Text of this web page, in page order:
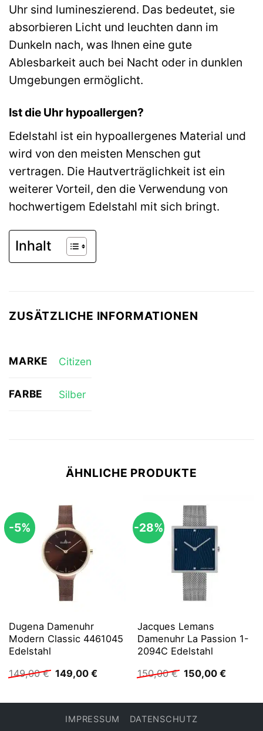
Uhr sind lumineszierend. Das bedeutet, sie
absorbieren Licht und leuchten dann im
Dunkeln nach, was Ihnen eine gute
Ablesbarkeit auch bei Nacht oder in dunklen
Umgebungen ermöglicht.
Ist die Uhr hypoallergen?
Edelstahl ist ein hypoallergenes Material und
wird von den meisten Menschen gut
vertragen. Die Hautverträglichkeit ist ein
weiterer Vorteil, den die Verwendung von
hochwertigem Edelstahl mit sich bringt.
Inhalt
ZUSÄTZLICHE INFORMATIONEN
MARKE Citizen
FARBE Silber
ÄHNLICHE PRODUKTE
-5%
Dugena Damenuhr
Modern Classic 4461045
Edelstahl
149,00€ Ursprünglicher
Preis
149,00 €
149,00 €Aktueller
149,00 €.
-28%
Jacques Lemans
Damenuhr La Passion 1-
2094C Edelstahl
150,00€ Ursprünglicher
Preis
150,00 €
150,00 €
150,00
IMPRESSUM DATENSCHUTZ